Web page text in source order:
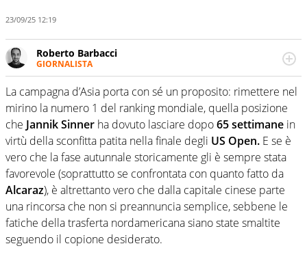
23/09/25 12:19
Roberto Barbacci
GIORNALISTA
Giornalista (pubblicista) sportivo a tutto campo, è il
tuttologo di Virgilio Sport. Provate a chiedergli di boxe, di
scherma, di volley o di curling: ve ne farà innamorare
La campagna d’Asia porta con sé un proposito: rimettere nel
mirino la numero 1 del ranking mondiale, quella posizione
che Jannik Sinner ha dovuto lasciare dopo65 settimane in
virtù della sconfitta patita nella finale degli US Open. E se è
vero che la fase autunnale storicamente gli è sempre stata
favorevole (soprattutto se confrontata con quanto fatto da
Alcaraz), è altrettanto vero che dalla capitale cinese parte
una rincorsa che non si preannuncia semplice, sebbene le
fatiche della trasferta nordamericana siano state smaltite
seguendo il copione desiderato.